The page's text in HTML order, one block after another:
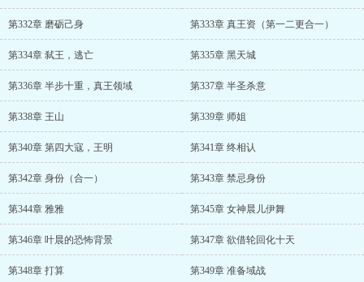
第332章 磨砺己身 第333章 真王资（第一二更合一）
第334章 弑王，逃亡 第335章 黑天城
第336章 半步十重，真王领域 第337章 半圣杀意
第338章 王山 第339章 师姐
第340章 第四大寇，王明 第341章 终相认
第342章 身份（合一） 第343章 禁忌身份
第344章 雅雅 第345章 女神晨儿伊舞
第346章 叶晨的恐怖背景 第347章 欲借轮回化十天
第348章 打算 第349章 准备域战